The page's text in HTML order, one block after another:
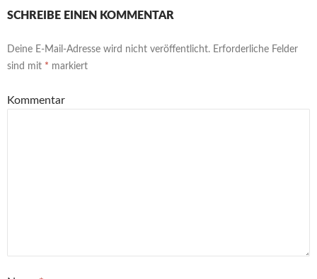
SCHREIBE EINEN KOMMENTAR
Deine E-Mail-Adresse wird nicht veröffentlicht. Erforderliche Felder
sind mit * markiert
Kommentar